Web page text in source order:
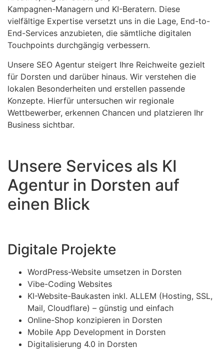
Kampagnen-Managern und KI-Beratern. Diese
vielfältige Expertise versetzt uns in die Lage, End-to-
End-Services anzubieten, die sämtliche digitalen
Touchpoints durchgängig verbessern.
Unsere SEO Agentur steigert Ihre Reichweite gezielt
für Dorsten und darüber hinaus. Wir verstehen die
lokalen Besonderheiten und erstellen passende
Konzepte. Hierfür untersuchen wir regionale
Wettbewerber, erkennen Chancen und platzieren Ihr
Business sichtbar.
Unsere Services als KI
Agentur in Dorsten auf
einen Blick
Digitale Projekte
WordPress-Website umsetzen in Dorsten
Vibe-Coding Websites
KI-Website-Baukasten inkl. ALLEM (Hosting, SSL,
Mail, Cloudflare) – günstig und einfach
Online-Shop konzipieren in Dorsten
Mobile App Development in Dorsten
Digitalisierung 4.0 in Dorsten